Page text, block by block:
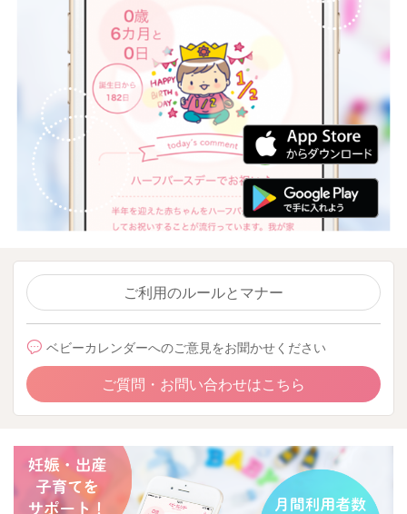
ご利用のルールとマナー
ベビーカレンダーへのご意見をお聞かせください
ご質問・お問い合わせはこちら